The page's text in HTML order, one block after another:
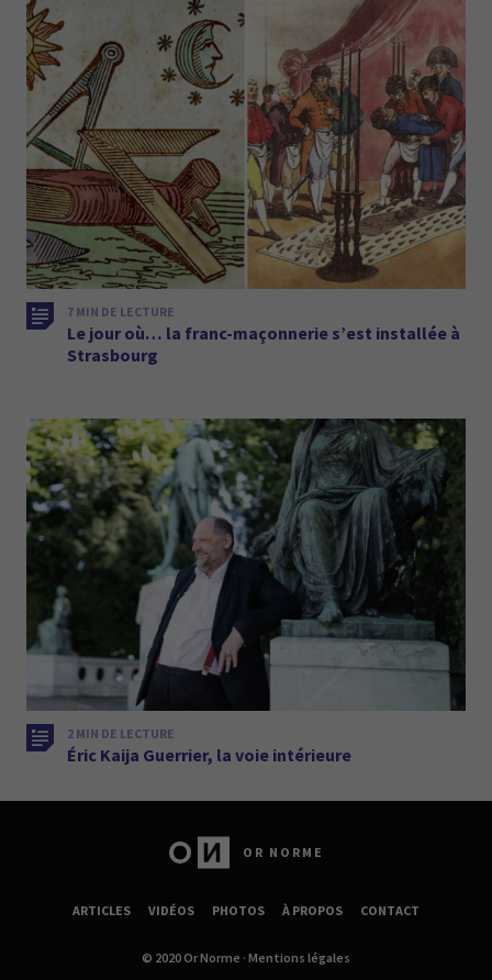
7 MIN DE LECTURE
Le jour où… la franc-maçonnerie s’est installée à
Strasbourg
2 MIN DE LECTURE
Éric Kaija Guerrier, la voie intérieure
OR NORME
ARTICLES VIDÉOS PHOTOS À PROPOS CONTACT
© 2020 Or Norme · Mentions légales